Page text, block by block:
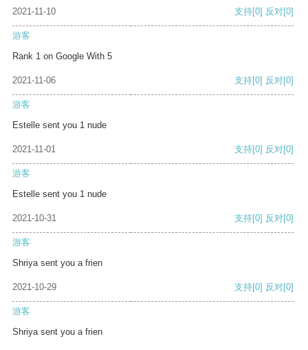
2021-11-10 支持[0] 反对[0]
游客
Rank 1 on Google With 5
2021-11-06 支持[0] 反对[0]
游客
Estelle sent you 1 nude
2021-11-01 支持[0] 反对[0]
游客
Estelle sent you 1 nude
2021-10-31 支持[0] 反对[0]
游客
Shriya sent you a frien
2021-10-29 支持[0] 反对[0]
游客
Shriya sent you a frien